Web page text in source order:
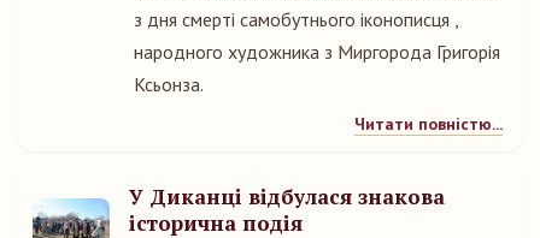
з дня смерті самобутнього іконописця ,
народного художника з Миргорода Григорія
Ксьонза.
Читати повністю...
У Диканці відбулася знакова
історична подія